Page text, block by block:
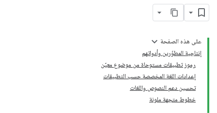
على هذه الصفحة
إنتاجية المطوّرين وأدواتهم
رموز تطبيقات مستوحاة من موضوع معيّن
إعدادات اللغة المخصصة حسب التطبيقات
تحسين دعم النصوص واللغات
خطوط متجهة ملونة